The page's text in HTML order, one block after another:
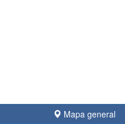
Mapa general